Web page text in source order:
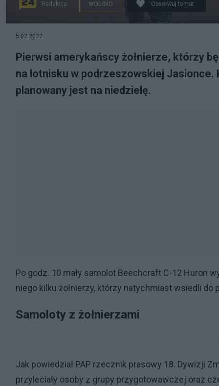
Redakcja WOJSKO Obserwuj temat
5.02.2022
Pierwsi amerykańscy żołnierze, którzy
na lotnisku w podrzeszowskiej
planowany jest na niedzielę.
Po godz. 10 mały samolot Beechcraft C-12 Huron
niego kilku żołnierzy, którzy natychmiast wsiedli
Samoloty z żołnierzami
Jak powiedział PAP rzecznik prasowy 18. Dywizji
przyleciały osoby z grupy przygotowawczej oraz